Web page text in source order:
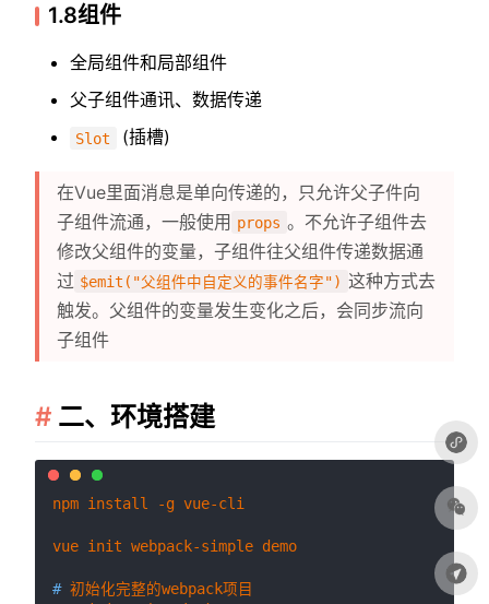
1.8组件
全局组件和局部组件
父子组件通讯、数据传递
Slot (插槽)
在Vue里面消息是单向传递的，只允许父子件向
子组件流通，一般使用 props 。不允许子组件去
修改父组件的变量，子组件往父组件传递数据通
过 $emit("父组件中自定义的事件名字") 这种方式去
触发。父组件的变量发生变化之后，会同步流向
子组件
二、环境搭建
npm install -g vue-cli
# 初始化完整的webpack项目